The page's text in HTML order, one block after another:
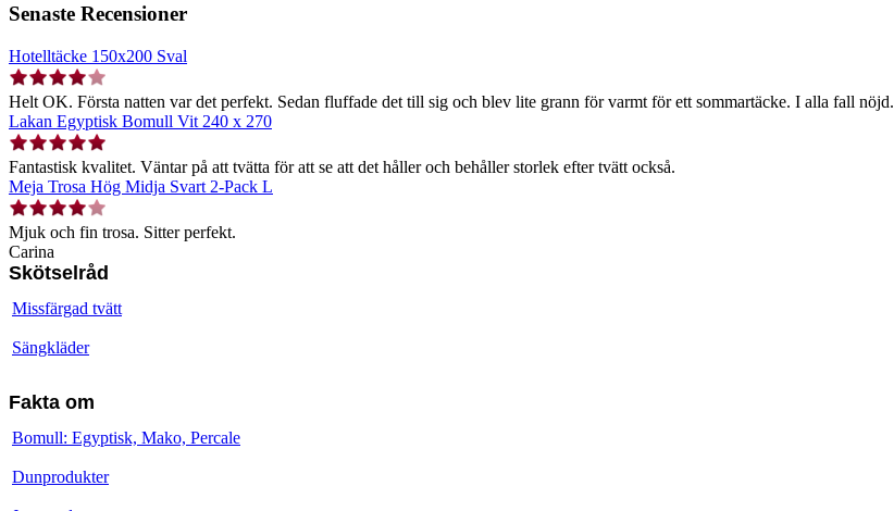
Senaste Recensioner
Hotelltäcke 150x200 Sval
Helt OK. Första natten var det perfekt. Sedan fluffade det till sig och blev lite grann för varmt för ett sommartäcke. I alla fall nöjd.
Lakan Egyptisk Bomull Vit 240 x 270
Fantastisk kvalitet. Väntar på att tvätta för att se att det håller och behåller storlek efter tvätt också.
Meja Trosa Hög Midja Svart 2-Pack L
Mjuk och fin trosa. Sitter perfekt.
Carina
Skötselråd
Missfärgad tvätt
Sängkläder
Fakta om
Bomull: Egyptisk, Mako, Percale
Dunprodukter